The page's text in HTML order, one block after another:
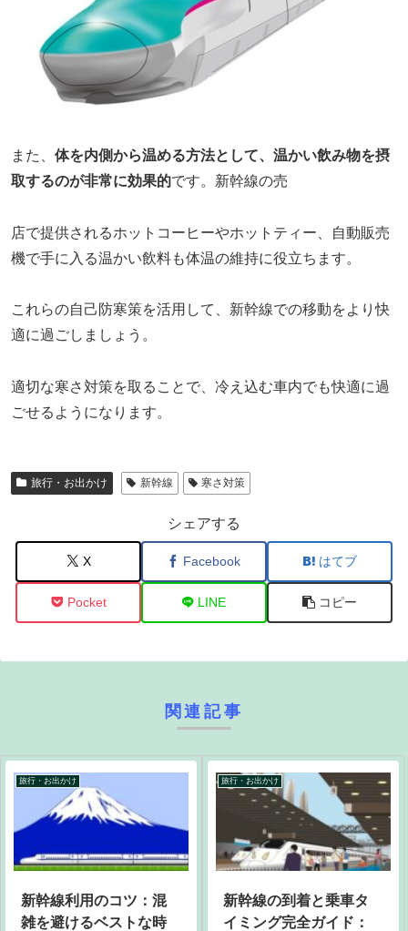
また、 体を内側から温める方法として、温かい飲み物を摂
取するのが非常に効果的です。新幹線の売
店で提供されるホットコーヒーやホットティー、自動販売
機で手に入る温かい飲料も体温の維持に役立ちます。
これらの自己防寒策を活用して、新幹線での移動をより快
適に過ごしましょう。
適切な寒さ対策を取ることで、冷え込む車内でも快適に過
ごせるようになります。
旅行・お出かけ 新幹線 寒さ対策
シェアする
X Facebook はてブ
Pocket LINE コピー
関連記事
旅行・お出かけ
新幹線利用のコツ：混
雑を避けるベストな時
旅行・お出かけ
新幹線の到着と乗車タ
イミング完全ガイド：